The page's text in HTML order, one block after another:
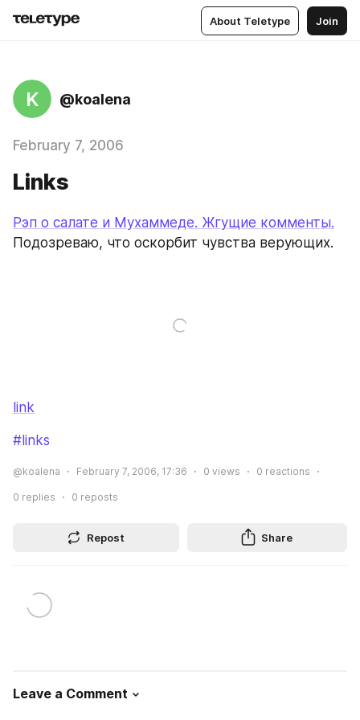
About Teletype Join
K @koalena
February 7, 2006
Links
Рэп о салате и Мухаммеде. Жгущие комменты.
Подозреваю, что оскорбит чувства верующих.
link
#links
@koalena February 7, 2006, 17:36 0 views 0 reactions
0 replies 0 reposts
Repost Share
Leave a Comment